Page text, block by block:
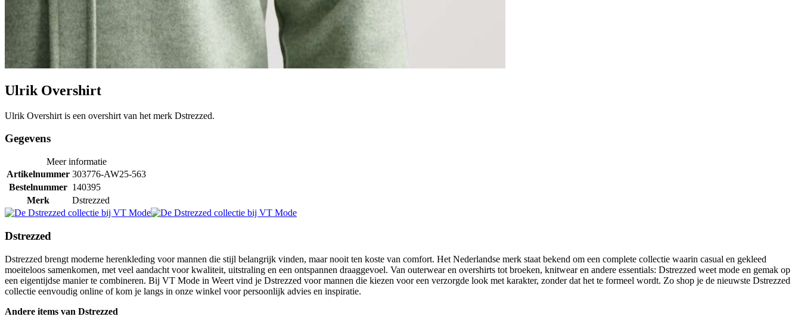
Ulrik Overshirt
Ulrik Overshirt is een overshirt van het merk Dstrezzed.
Gegevens
Meer informatie
Artikelnummer 303776-AW25-563
Bestelnummer 140395
Merk
Dstrezzed
Dstrezzed
Dstrezzed brengt moderne herenkleding voor mannen die stijl belangrijk vinden, maar nooit ten koste van comfort. Het Nederlandse merk staat bekend om een complete collectie waarin casual en gekleed
moeiteloos samenkomen, met veel aandacht voor kwaliteit, uitstraling en een ontspannen draaggevoel. Van outerwear en overshirts tot broeken, knitwear en andere essentials: Dstrezzed weet mode en gemak op
een eigentijdse manier te combineren. Bij VT Mode in Weert vind je Dstrezzed voor mannen die kiezen voor een verzorgde look met karakter, zonder dat het te formeel wordt. Zo shop je de nieuwste Dstrezzed
collectie eenvoudig online of kom je langs in onze winkel voor persoonlijk advies en inspiratie.
Andere items van Dstrezzed